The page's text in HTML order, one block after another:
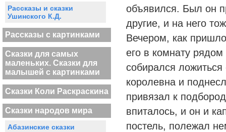
Рассказы и сказки
Ушинского К.Д.
Рассказы с картинками
Сказки для самых
маленьких. Сказки для
малышей с картинками
Сказки Коли Раскраскина
Сказки народов мира
Абазинские сказки
объявился. Был он
другие, и на него
Вечером, как
его в комнату
собирался
королевна и
привязал к
впиталось, и он и
постель, полежал